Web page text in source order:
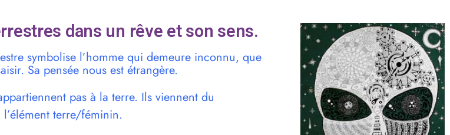
dans un rêve et son sens.
symbolise l’homme qui demeure inconnu, que
Sa pensée nous est étrangère.
pas à la terre. Ils viennent du
terre/féminin.